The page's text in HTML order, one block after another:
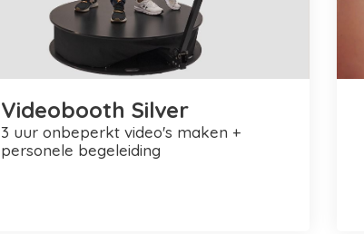
Videobooth Silver
3 uur onbeperkt video's maken +
personele begeleiding